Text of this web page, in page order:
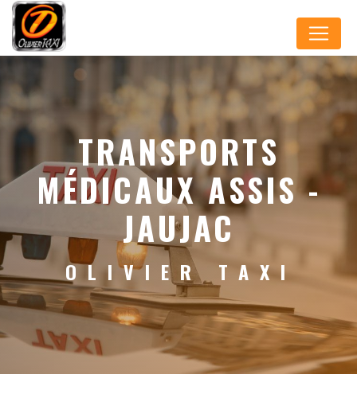
TRANSPORTS
MÉDICAUX ASSIS -
JAUJAC
OLIVIER TAXI
Panneau de gestion des cookies